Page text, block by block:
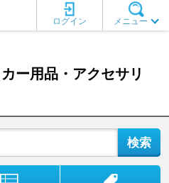
メニュー
ログイン
カー用品・アクセサリ